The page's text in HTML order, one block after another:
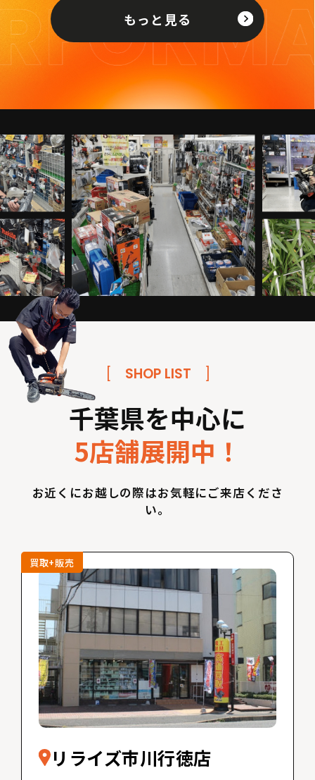
もっと見る
SHOP LIST
千葉県を中心に
5店舗展開中！
お近くにお越しの際はお気軽にご来店くださ
い。
買取+販売
リライズ市川行徳店